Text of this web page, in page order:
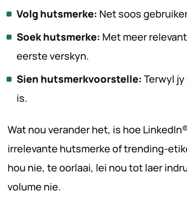
Volg hutsmerke: Net soos
Soek hutsmerke: Met meer
eerste verskyn.
Sien hutsmerkvoorstelle: Terwyl
is.
Wat nou verander het, is hoe
irrelevante hutsmerke of trending-
hou nie, te oorlaai, lei nou tot laer
volume nie.